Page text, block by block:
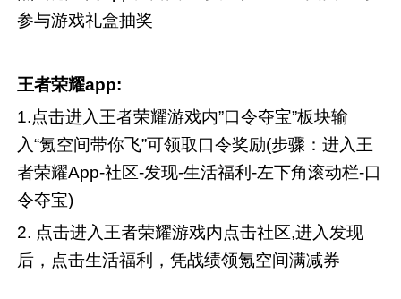
参与游戏礼盒抽奖
王者荣耀app:
1.点击进入王者荣耀游戏内”口令夺宝”板块输
入“氪空间带你飞”可领取口令奖励(步骤：进入王
者荣耀App-社区-发现-生活福利-左下角滚动栏-口
令夺宝)
2. 点击进入王者荣耀游戏内点击社区,进入发现
后，点击生活福利，凭战绩领氪空间满减券